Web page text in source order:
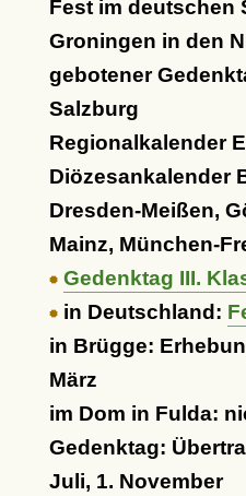
Fest im deutschen
Groningen in den
gebotener
Salzburg
Regionalkalender
Diözesankalender
Dresden-Meißen,
Mainz, München-
Gedenktag III.
in Deutschland:
in Brügge:
März
im Dom in Fulda:
Gedenktag:
Juli, 1. November